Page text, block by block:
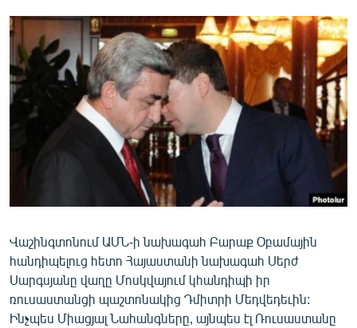
ՊԱՏԵՐԱԶՄԻ 6 ՇԱԲԱԹՆԵՐԸ
ՏԱՐԱԾԱՇՐՋԱՆ
ՄԻՋԱԶԳԱՅԻՆ
ՄՇԱԿՈՒՅԹ
ՍՊՈՐՏ
ՄԵԿՆԱԲԱՆՈՒԹՅՈՒՆ
ԱՐԽԻՎ
ՏԵՍԱՆՅՈՒԹԵՐ
ԲԱՆԱՎԵՃ
Վաշինգտոնում ԱՄՆ-ի նախագահ Բարաք Օբամային
հանդիպելուց հետո Հայաստանի նախագահ Սերժ
Սարգսյանը վաղը Մոսկվայում կհանդիպի իր
ռուսաստանցի պաշտոնակից Դմիտրի Մեդվեդեւին:
Ինչպես Միացյալ Նահանգները, այնպես էլ Ռուսաստանը